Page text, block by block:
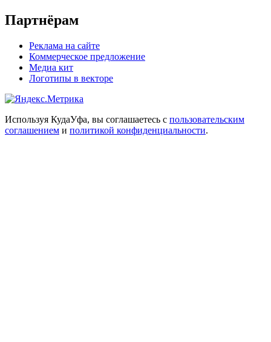
Партнёрам
Реклама на сайте
Коммерческое предложение
Медиа кит
Логотипы в векторе
Используя КудаУфа, вы соглашаетесь с пользовательским
соглашением и политикой конфиденциальности.